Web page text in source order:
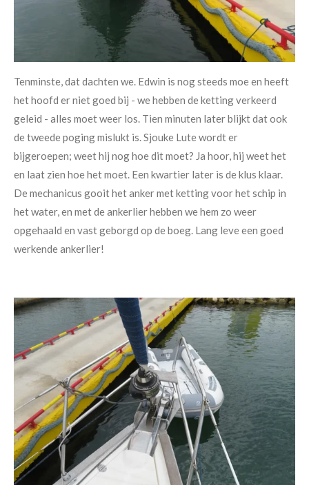
Tenminste, dat dachten we. Edwin is nog steeds moe en heeft
het hoofd er niet goed bij - we hebben de ketting verkeerd
geleid - alles moet weer los. Tien minuten later blijkt dat ook
de tweede poging mislukt is. Sjouke Lute wordt er
bijgeroepen; weet hij nog hoe dit moet? Ja hoor, hij weet het
en laat zien hoe het moet. Een kwartier later is de klus klaar.
De mechanicus gooit het anker met ketting voor het schip in
het water, en met de ankerlier hebben we hem zo weer
opgehaald en vast geborgd op de boeg. Lang leve een goed
werkende ankerlier!